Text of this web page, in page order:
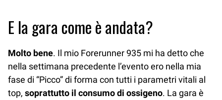
E la gara come è andata?
Molto bene. Il mio Forerunner 935 mi ha detto che
nella settimana precedente l’evento ero nella mia
fase di “Picco” di forma con tutti i parametri vitali al
top, soprattutto il consumo di ossigeno. La gara è